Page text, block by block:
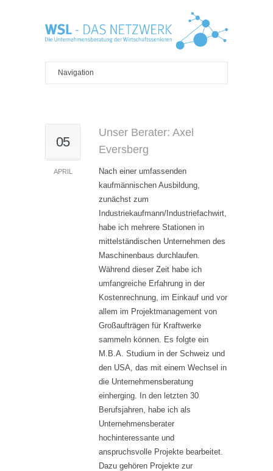
05
APRIL
Unser Berater: Axel
Eversberg
Nach einer umfassenden
kaufmännischen Ausbildung,
zunächst zum
Industriekaufmann/Industriefachwirt,
habe ich mehrere Stationen in
mittelständischen Unternehmen des
Maschinenbaus durchlaufen.
Während dieser Zeit habe ich
umfangreiche Erfahrung in der
Kostenrechnung, im Einkauf und vor
allem im Projektmanagement von
Großaufträgen für Kraftwerke
sammeln können. Es folgte ein
M.B.A. Studium in der Schweiz und
den USA, das mit einem Wechsel in
die Unternehmensberatung
einherging. In den letzten 30
Berufsjahren, habe ich als
Unternehmensberater
hochinteressante und
anspruchsvolle Projekte bearbeitet.
Dazu gehören Projekte zur